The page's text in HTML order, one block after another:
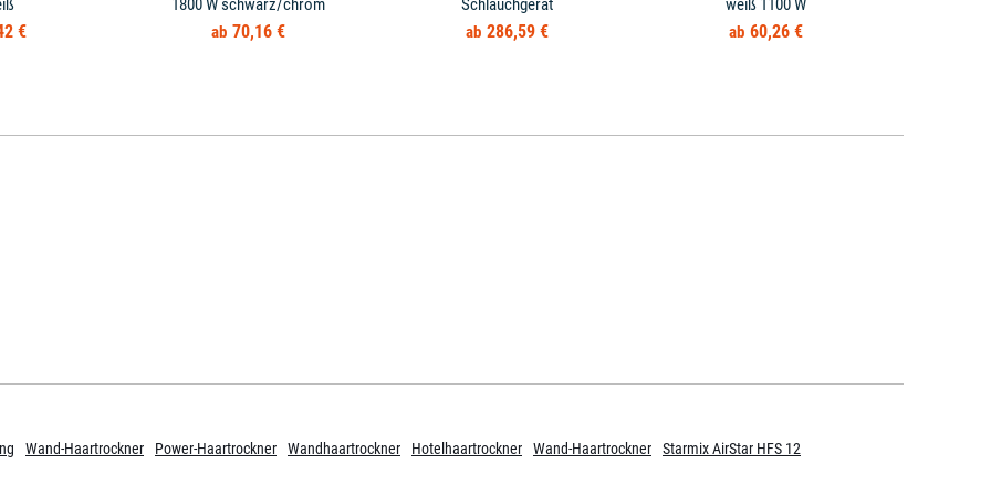
€
1800 W schwarz/chrom
70,16 €
Schlauchgerät
286,59 €
weiß 1100 W
60,26 €
Wand-Haartrockner Power-Haartrockner Wandhaartrockner Hotelhaartrockner Wand-Haartrockner Starmix AirStar HFS 12